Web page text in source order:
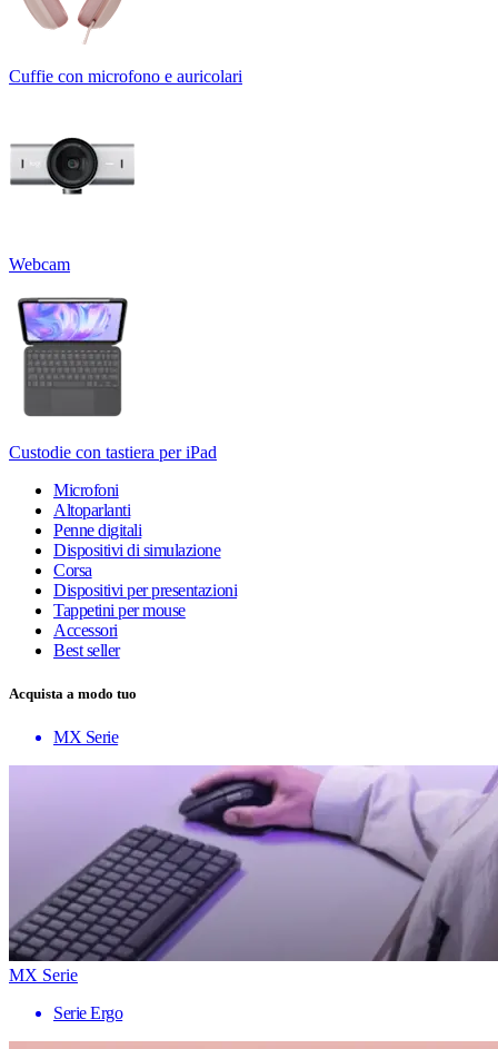
Cuffie con microfono e auricolari
Webcam
Custodie con tastiera per iPad
Microfoni
Altoparlanti
Penne digitali
Dispositivi di simulazione
Corsa
Dispositivi per presentazioni
Tappetini per mouse
Accessori
Best seller
Acquista a modo tuo
MX Serie
MX Serie
Serie Ergo